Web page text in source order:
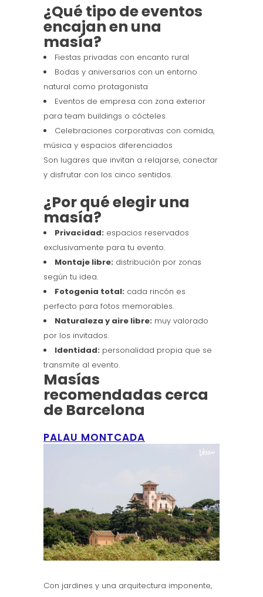
¿Qué tipo de eventos
encajan en una
masía?
Fiestas privadas con encanto rural
Bodas y aniversarios con un entorno
natural como protagonista
Eventos de empresa con zona exterior
para team buildings o cócteles
Celebraciones corporativas con comida,
música y espacios diferenciados
Son lugares que invitan a relajarse, conectar
y disfrutar con los cinco sentidos.
¿Por qué elegir una
masía?
Privacidad: espacios reservados
exclusivamente para tu evento.
Montaje libre: distribución por zonas
según tu idea.
Fotogenia total: cada rincón es
perfecto para fotos memorables.
Naturaleza y aire libre: muy valorado
por los invitados.
Identidad: personalidad propia que se
transmite al evento.
Masías
recomendadas cerca
de Barcelona
PALAU MONTCADA
Con jardines y una arquitectura imponente,